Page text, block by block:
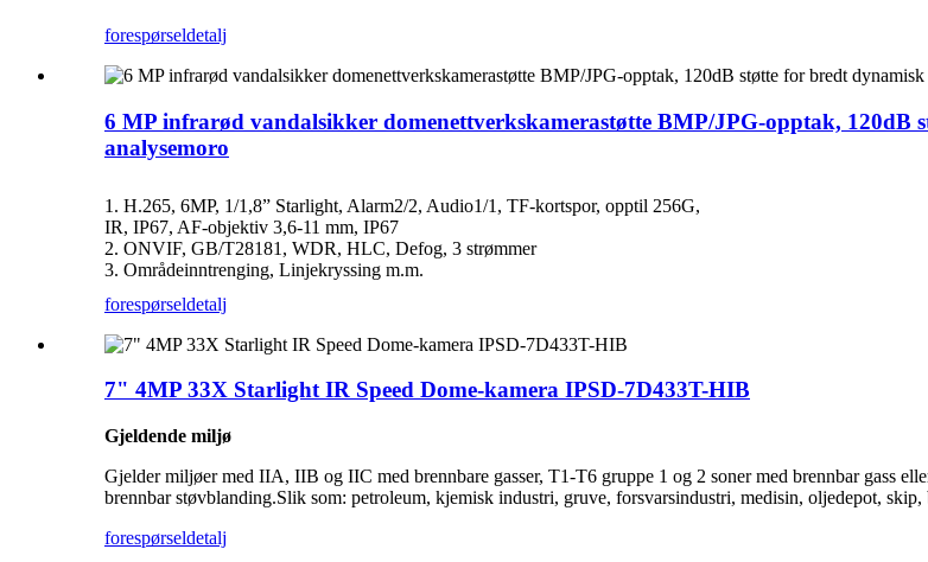
forespørseldetalj
6 MP infrarød vandalsikker domenettverkskamerastøtte BMP/JPG-opptak,
analysemoro
1. H.265, 6MP, 1/1,8” Starlight, Alarm2/2, Audio1/1, TF-kortspor, opptil 256G,
IR, IP67, AF-objektiv 3,6-11 mm, IP67
2. ONVIF, GB/T28181, WDR, HLC, Defog, 3 strømmer
3. Områdeinntrenging, Linjekryssing m.m.
forespørseldetalj
7" 4MP 33X Starlight IR Speed ​​Dome-kamera IPSD-7D433T-HIB
Gjeldende miljø
Gjelder miljøer med IIA, IIB og IIC med brennbare gasser, T1-T6 gruppe 1 og 2 soner med brennbar gass
brennbar støvblanding.Slik som: petroleum, kjemisk industri, gruve, forsvarsindustri, medisin, oljedepot,
forespørseldetalj